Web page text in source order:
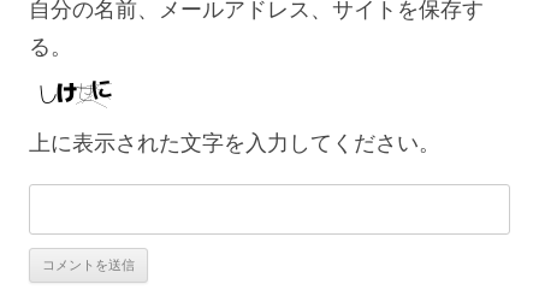
自分の名前、メールアドレス、サイトを保存す
る。
上に表示された文字を入力してください。